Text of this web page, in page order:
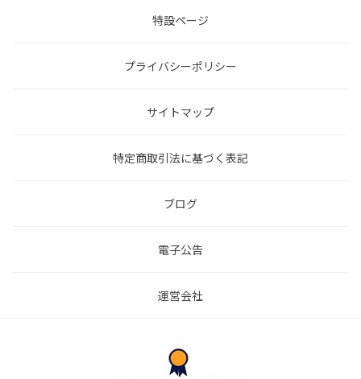
特設ページ
プライバシーポリシー
サイトマップ
特定商取引法に基づく表記
ブログ
電子公告
運営会社